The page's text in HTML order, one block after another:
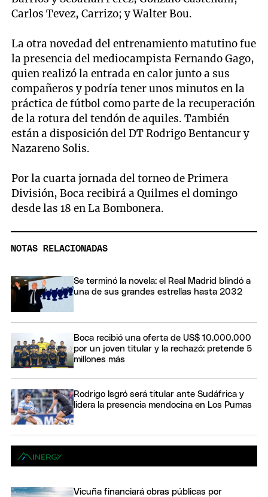
Carlos Tevez, Carrizo; y Walter Bou.
La otra novedad del entrenamiento matutino fue
la presencia del mediocampista Fernando Gago,
quien realizó la entrada en calor junto a sus
compañeros y podría tener unos minutos en la
práctica de fútbol como parte de la recuperación
de la rotura del tendón de aquiles. También
están a disposición del DT Rodrigo Bentancur y
Nazareno Solis.
Por la cuarta jornada del torneo de Primera
División, Boca recibirá a Quilmes el domingo
desde las 18 en La Bombonera.
NOTAS RELACIONADAS
Se terminó la novela: el Real Madrid blindó a
una de sus grandes estrellas hasta 2032
Boca recibió una oferta de US$ 10.000.000
por un joven titular y la rechazó: pretende 5
millones más
Rodrigo Isgró será titular ante Sudáfrica y
lidera la presencia mendocina en Los Pumas
Vicuña financiará obras públicas por